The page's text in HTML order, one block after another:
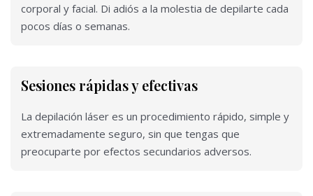
corporal y facial. Di adiós a la molestia de depilarte cada
pocos días o semanas.
Sesiones rápidas y efectivas
La depilación láser es un procedimiento rápido, simple y
extremadamente seguro, sin que tengas que
preocuparte por efectos secundarios adversos.